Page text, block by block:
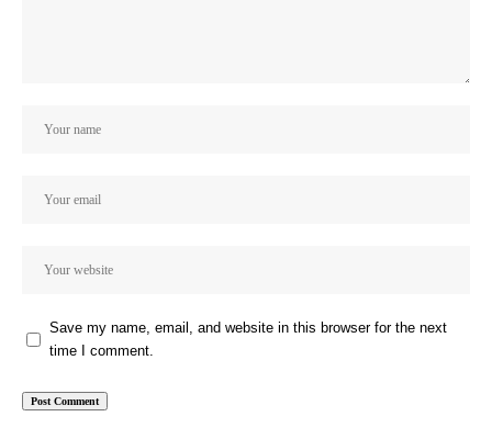
Save my name, email, and website in this browser for the next
time I comment.